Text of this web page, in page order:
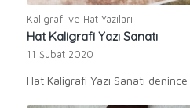
Kaligrafi ve Hat Yazıları
Hat Kaligrafi Yazı Sanatı
11 Şubat 2020
Hat Kaligrafi Yazı Sanatı denince